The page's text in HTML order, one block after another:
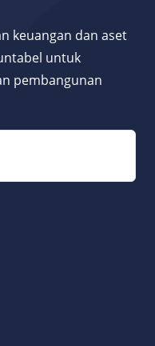
keuangan dan aset
untuk
pembangunan